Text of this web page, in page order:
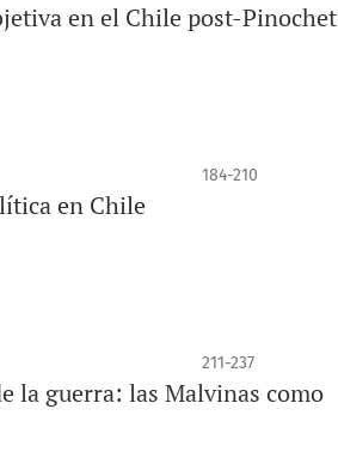
en el Chile post-Pinochet
184-210
en Chile
211-237
la guerra: las Malvinas como